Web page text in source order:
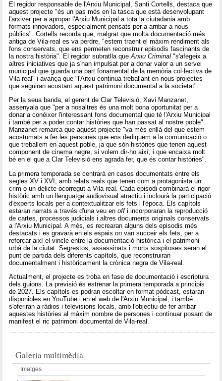
El regidor responsable de l'Arxiu Municipal, Santi Cortells, destaca que
aquest projecte "és un pas més en la tasca que està desenvolupant
l'arxiver per a apropar l'Arxiu Municipal a tota la ciutadania amb
formats innovadors, especialment pensats per a arribar a nous
públics". Cortells recorda que, malgrat que molta documentació més
antiga de Vila-real es va perdre, "estem traent el màxim rendiment als
fons conservats, que ens permeten reconstruir episodis fascinants de
la nostra història". El regidor subratlla queArxiu Criminal "s'afegeix a
altres iniciatives que ja s'han impulsat per a donar valor a un servei
municipal que guarda una part fonamental de la memòria col·lectiva de
Vila-real" i avança que "l'Arxiu continua treballant en nous projectes
que seguiran acostant aquest patrimoni documental a la societat".
Per la seua banda, el gerent de Clar Televisió, Xavi Manzanet,
assenyala que "per a nosaltres és una molt bona oportunitat per a
donar a conéixer l'interessant fons documental que té l'Arxiu Municipal
i també per a poder contar històries que han passat al nostre poble".
Manzanet remarca que aquest projecte "va més enllà del que estem
acostumats a fer les persones que ens dediquem a la comunicació o
que treballem en aquest poble, ja que són històries que tenen aquest
component de cinema negre, si volem dir-ho així, i que encaixa molt
bé en el que a Clar Televisió ens agrada fer, que és contar històries".
La primera temporada se centrarà en casos documentats entre els
segles XV i XVI, amb relats reals que tenen com a protagonista un
crim o un delicte ocorregut a Vila-real. Cada episodi combinarà el rigor
històric amb un llenguatge audiovisual atractiu i inclourà la participació
d'experts locals per a contextualitzar els fets i l'època. Els capítols
estaran narrats a través d'una veu enoffi incorporaran la reproducció
de cartes, processos judicials i altres documents originals conservats
a l'Arxiu Municipal. A més, es recrearan alguns dels episodis més
destacats i es gravarà en els espais on van succeir els fets, per a
reforçar així el vincle entre la documentació històrica i el patrimoni
urbà de la ciutat. Segrestos, assassinats i morts sospitoses seran el
punt de partida dels diferents capítols, que reconstruiran
documentalment i històricament la crònica negra de Vila-real.
Actualment, el projecte es troba en fase de documentació i escriptura
dels guions. La previsió és estrenar la primera temporada a principis
de 2027. Els capítols es podran escoltar en format pòdcast, estaran
disponibles en YouTube i en el web de l'Arxiu Municipal, i també
s'oferiran a ràdios i televisions locals, amb l'objectiu de fer arribar
aquestes històries al màxim nombre de persones i continuar posant de
manifest el ric patrimoni documental de Vila-real.
Galeria multimèdia
Imatges